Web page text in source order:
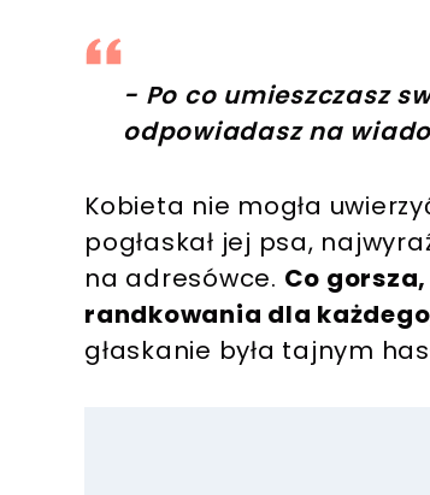
- Po co umieszczasz
odpowiadasz na
Kobieta nie mogła
pogłaskał jej psa,
na adresówce. Co
randkowania dla
głaskanie była tajnym